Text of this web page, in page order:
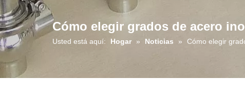
Cómo elegir grados de acero
Usted está aquí: Hogar » Noticias » Cómo elegir